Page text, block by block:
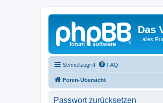
Das
.. alles
Schnellzugriff FAQ
Foren-Übersicht
Passwort zurücksetzen